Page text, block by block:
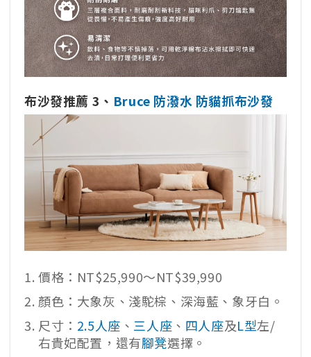
布沙發推薦 3、 Bruce 防潑水 防貓抓布沙發
價格：NT$25,990～NT$39,990
顏色：大象灰、淺駝棕、深海藍、象牙白。
尺寸： 2.5人座 、 三人座 、 四人座及L型左/
右貴妃配置，還有腳凳選擇。